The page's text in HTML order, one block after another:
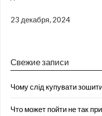
23 декабря, 2024
Свежие записи
Чому слід купувати
Что может пойти не так